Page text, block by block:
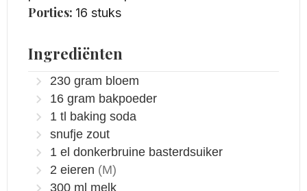
Porties: 16 stuks
Ingrediënten
230 gram bloem
16 gram bakpoeder
1 tl baking soda
snufje zout
1 el donkerbruine basterdsuiker
2 eieren (M)
300 ml melk